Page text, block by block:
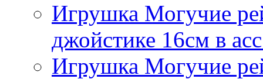
Игрушка Могучие
джойстике 16см в
Игрушка Могучие